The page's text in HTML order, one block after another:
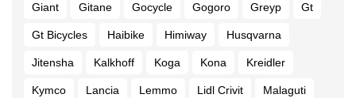
Giant Gitane Gocycle Gogoro Greyp Gt
Gt Bicycles Haibike Himiway Husqvarna
Jitensha Kalkhoff Koga Kona Kreidler
Kymco Lancia Lemmo Lidl Crivit Malaguti